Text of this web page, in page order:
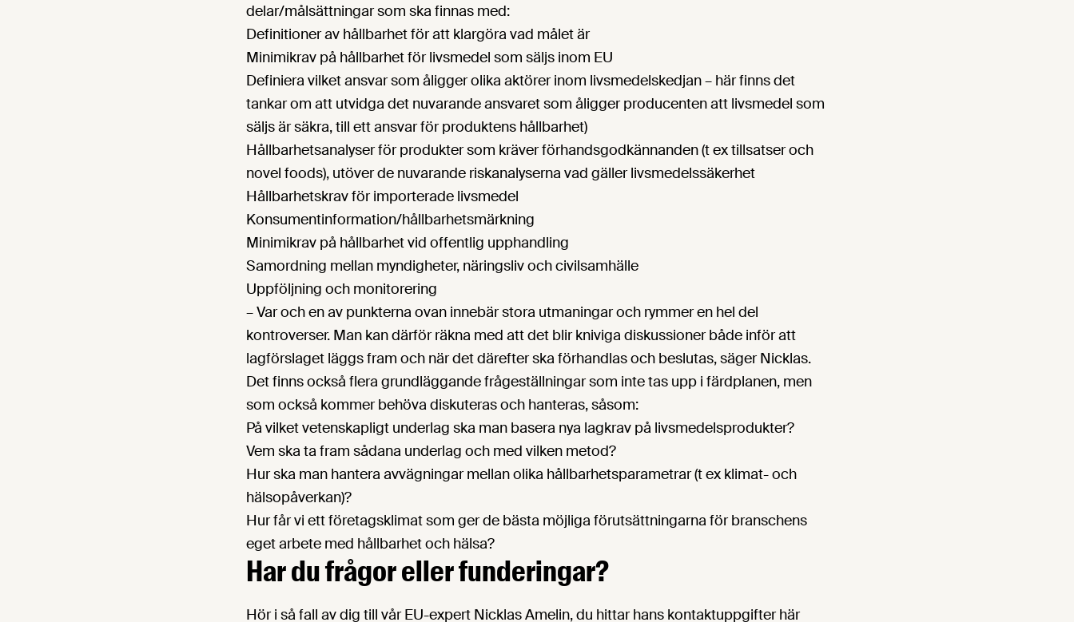
delar/målsättningar som ska finnas med:
Definitioner av hållbarhet för att klargöra vad målet är
Minimikrav på hållbarhet för livsmedel som säljs inom EU
Definiera vilket ansvar som åligger olika aktörer inom livsmedelskedjan – här finns det
tankar om att utvidga det nuvarande ansvaret som åligger producenten att livsmedel som
säljs är säkra, till ett ansvar för produktens hållbarhet)
Hållbarhetsanalyser för produkter som kräver förhandsgodkännanden (t ex tillsatser och
novel foods), utöver de nuvarande riskanalyserna vad gäller livsmedelssäkerhet
Hållbarhetskrav för importerade livsmedel
Konsumentinformation/hållbarhetsmärkning
Minimikrav på hållbarhet vid offentlig upphandling
Samordning mellan myndigheter, näringsliv och civilsamhälle
Uppföljning och monitorering
– Var och en av punkterna ovan innebär stora utmaningar och rymmer en hel del
kontroverser. Man kan därför räkna med att det blir kniviga diskussioner både inför att
lagförslaget läggs fram och när det därefter ska förhandlas och beslutas, säger Nicklas.
Det finns också flera grundläggande frågeställningar som inte tas upp i färdplanen, men
som också kommer behöva diskuteras och hanteras, såsom:
På vilket vetenskapligt underlag ska man basera nya lagkrav på livsmedelsprodukter?
Vem ska ta fram sådana underlag och med vilken metod?
Hur ska man hantera avvägningar mellan olika hållbarhetsparametrar (t ex klimat- och
hälsopåverkan)?
Hur får vi ett företagsklimat som ger de bästa möjliga förutsättningarna för branschens
eget arbete med hållbarhet och hälsa?
Har du frågor eller funderingar?
Hör i så fall av dig till vår EU-expert Nicklas Amelin, du hittar hans kontaktuppgifter här